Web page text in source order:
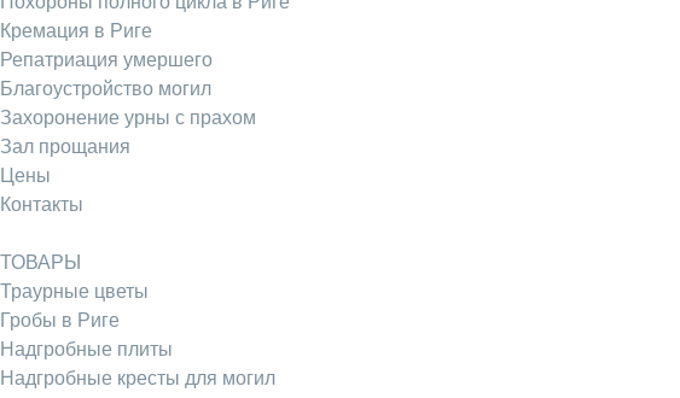
Кремация в Риге
Репатриация умершего
Благоустройство могил
Захоронение урны с прахом
Зал прощания
Цены
Контакты
ТОВАРЫ
Траурные цветы
Гробы в Риге
Надгробные плиты
Надгробные кресты для могил